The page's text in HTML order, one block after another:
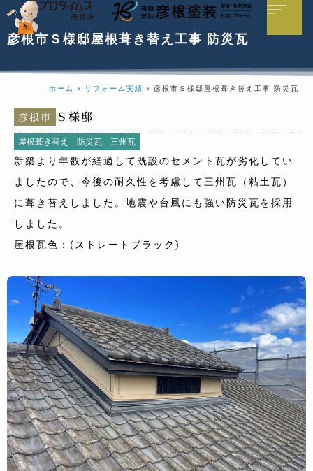
彦根市Ｓ様邸屋根葺き替え工事 防災瓦
ホーム » リフォーム実績 » 彦根市Ｓ様邸屋根葺き替え工事 防災瓦
彦根市 Ｓ様邸
屋根葺き替え 防災瓦 三州瓦
新築より年数が経過して既設のセメント瓦が劣化してい
ましたので、今後の耐久性を考慮して三州瓦（粘土瓦）
に葺き替えしました。地震や台風にも強い防災瓦を採用
しました。
屋根瓦色：(ストレートブラック)